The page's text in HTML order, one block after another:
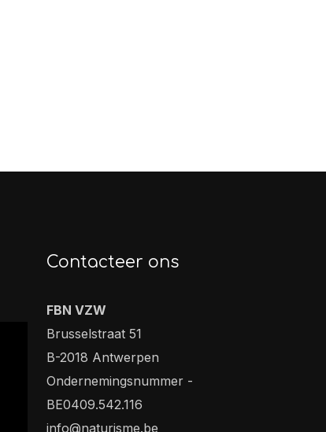
Contacteer ons
FBN VZW
Brusselstraat 51
B-2018 Antwerpen
Ondernemingsnummer -
BE0409.542.116
info@naturisme.be